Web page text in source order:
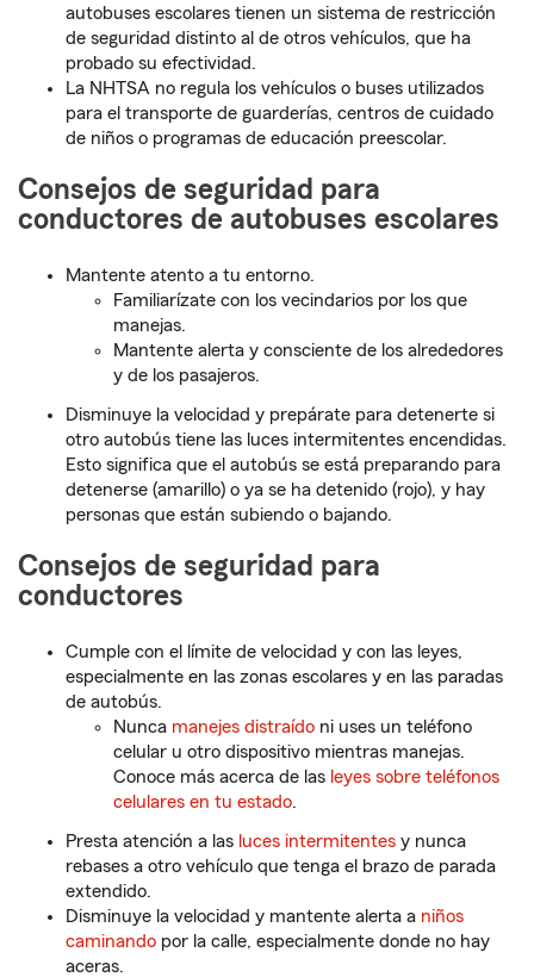
autobuses escolares tienen un sistema de restricción
de seguridad distinto al de otros vehículos, que ha
probado su efectividad.
La NHTSA no regula los vehículos o buses utilizados
para el transporte de guarderías, centros de cuidado
de niños o programas de educación preescolar.
Consejos de seguridad para
conductores de autobuses escolares
Mantente atento a tu entorno.
Familiarízate con los vecindarios por los que
manejas.
Mantente alerta y consciente de los alrededores
y de los pasajeros.
Disminuye la velocidad y prepárate para detenerte si
otro autobús tiene las luces intermitentes encendidas.
Esto significa que el autobús se está preparando para
detenerse (amarillo) o ya se ha detenido (rojo), y hay
personas que están subiendo o bajando.
Consejos de seguridad para
conductores
Cumple con el límite de velocidad y con las leyes,
especialmente en las zonas escolares y en las paradas
de autobús.
Nunca manejes distraído ni uses un teléfono
celular u otro dispositivo mientras manejas.
Conoce más acerca de las leyes sobre teléfonos
celulares en tu estado.
Presta atención a las luces intermitentes y nunca
rebases a otro vehículo que tenga el brazo de parada
extendido.
Disminuye la velocidad y mantente alerta a niños
caminando por la calle, especialmente donde no hay
aceras.